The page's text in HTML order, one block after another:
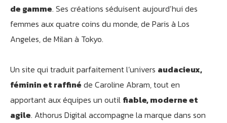
de gamme. Ses créations séduisent aujourd’hui des
femmes aux quatre coins du monde, de Paris à Los
Angeles, de Milan à Tokyo.
Un site qui traduit parfaitement l’univers audacieux,
féminin et raffiné de Caroline Abram, tout en
apportant aux équipes un outil fiable, moderne et
agile. Athorus Digital accompagne la marque dans son